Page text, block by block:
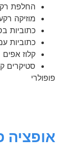
החלפת
מוזיקה
כתוביות
כתוביות
קלוז אפים
סטיקרים
פופולרי
אופציה